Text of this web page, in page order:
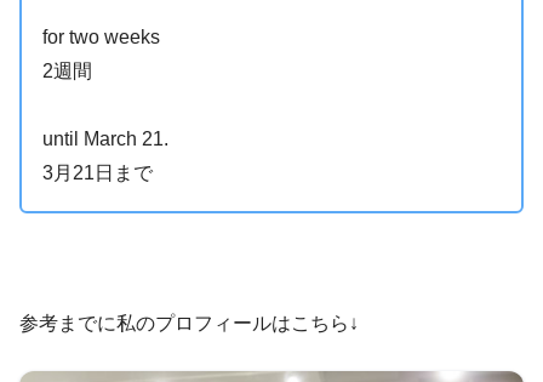
for two weeks
2週間
until March 21.
3月21日まで
参考までに私のプロフィールはこちら↓